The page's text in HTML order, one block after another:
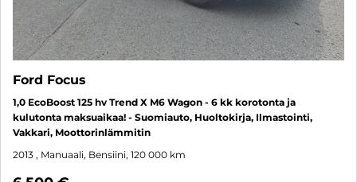
Ford Focus
1,0 EcoBoost 125 hv Trend X M6 Wagon - 6 kk korotonta ja
kulutonta maksuaikaa! - Suomiauto, Huoltokirja, Ilmastointi,
Vakkari, Moottorinlämmitin
2013 , Manuaali, Bensiini, 120 000 km